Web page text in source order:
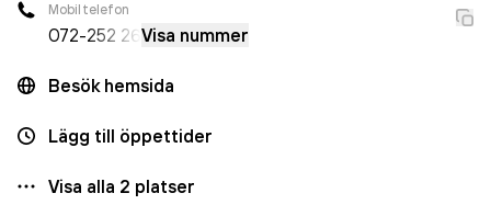
Mobiltelefon
072-252 26 Visa nummer
Besök hemsida
Lägg till öppettider
Visa alla 2 platser